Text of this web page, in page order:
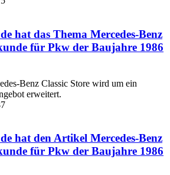
hat das Thema Mercedes-Benz
für Pkw der Baujahre 1986
Classic Store wird um ein
erweitert.
hat den Artikel Mercedes-Benz
für Pkw der Baujahre 1986